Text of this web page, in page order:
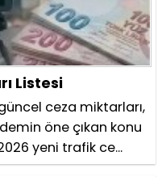
Listesi
ceza miktarları,
öne çıkan konu
yeni trafik ce...